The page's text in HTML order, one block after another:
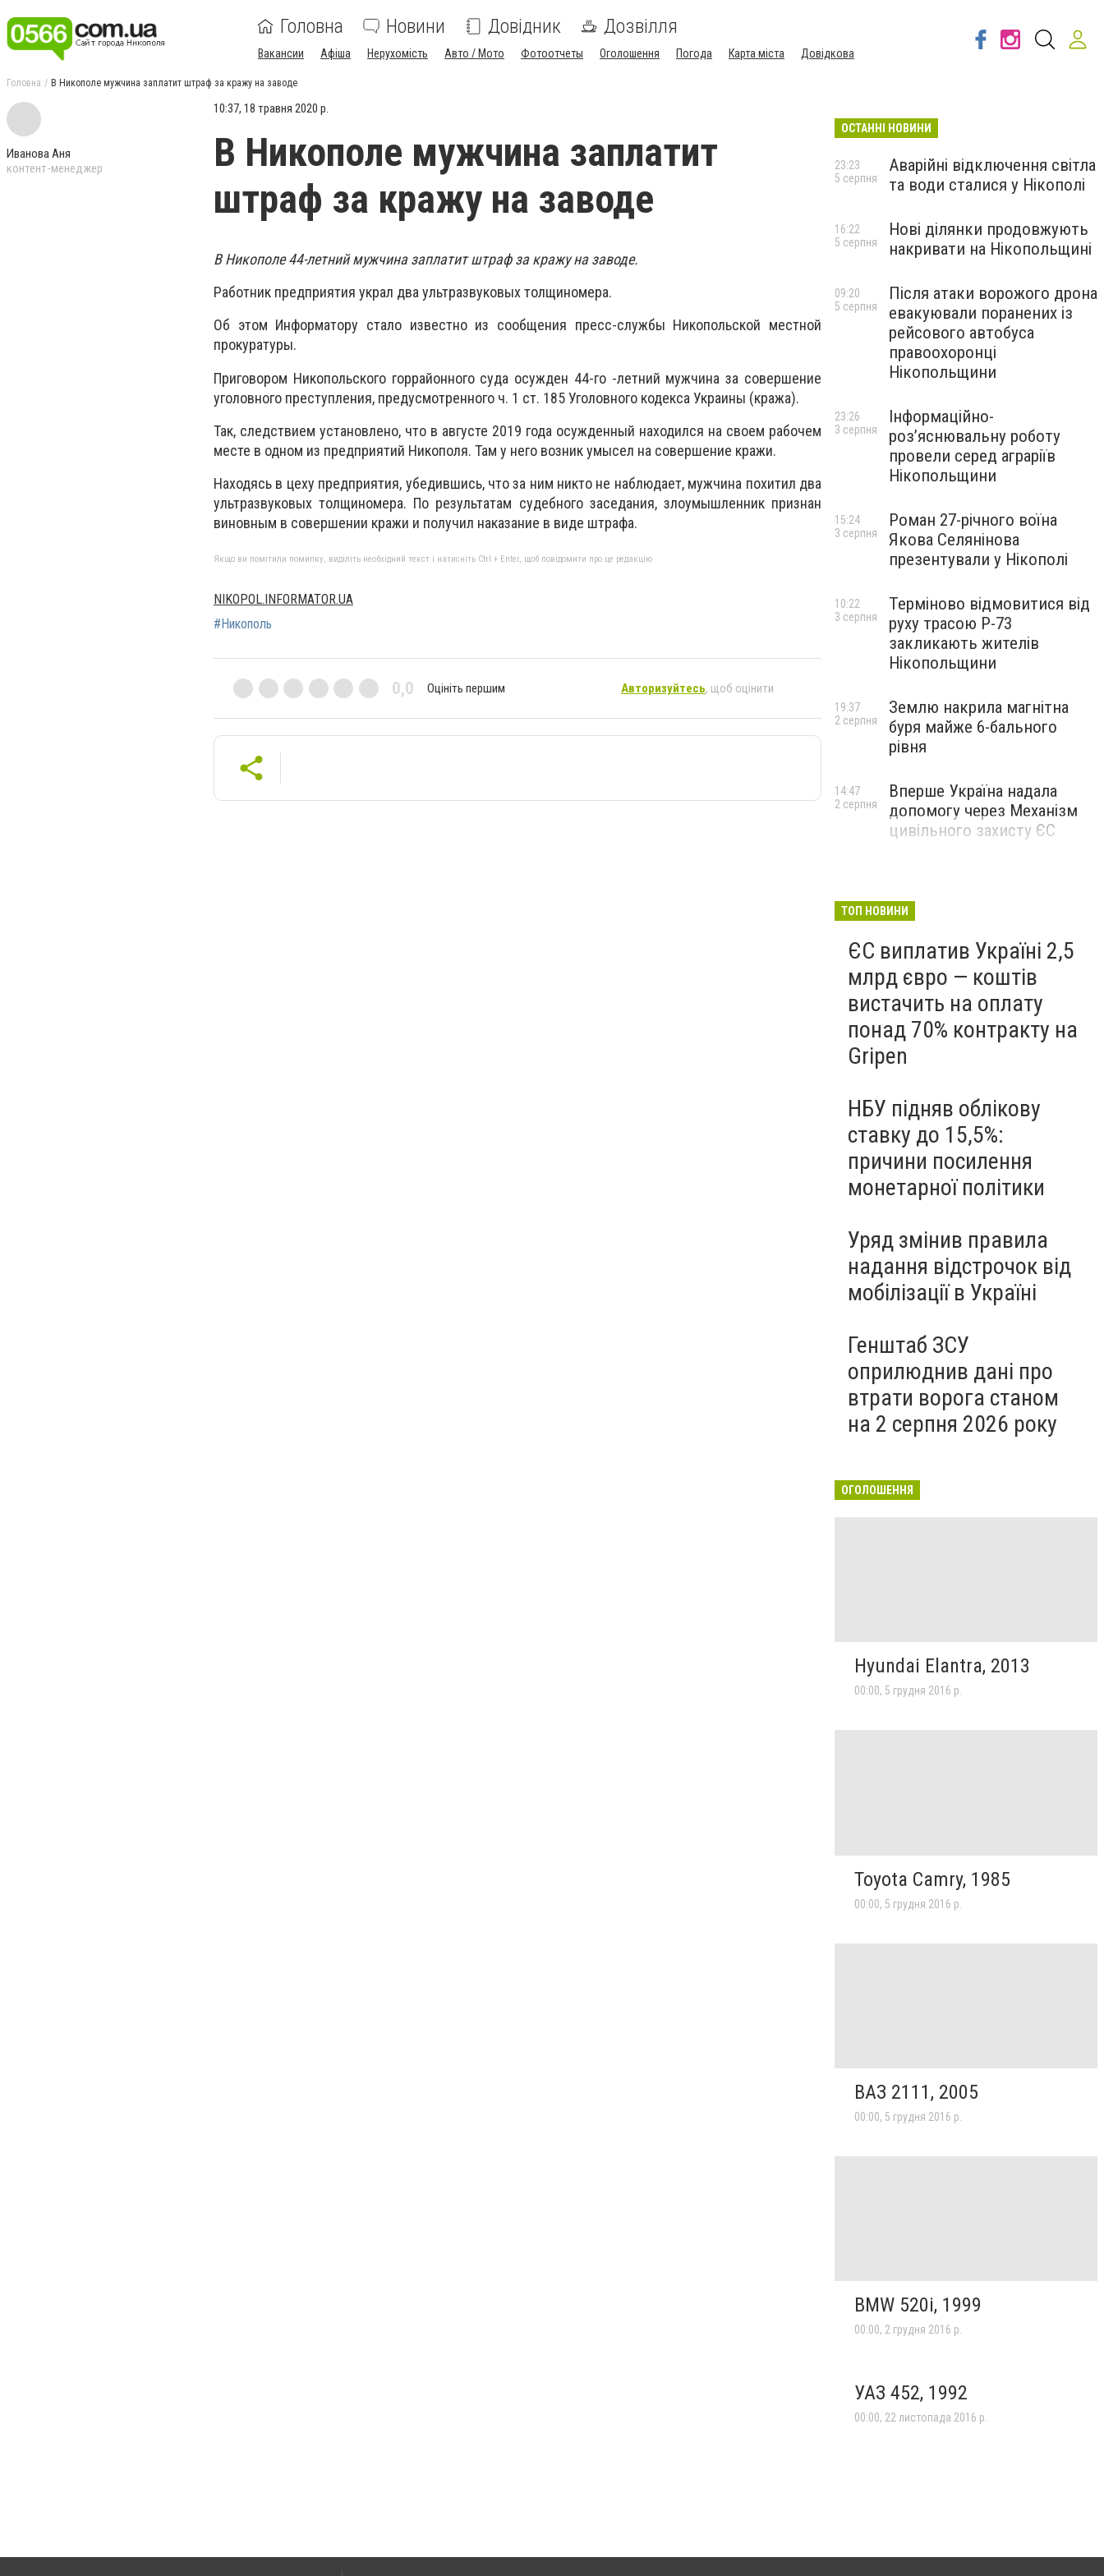
Головна Новини Довідник Дозвілля
Вакансии Афіша Нерухомість Авто / Мото Фотоотчеты Оголошення Погода Карта міста Довідкова
Головна В Никополе мужчина заплатит штраф за кражу на заводе
Иванова Аня
контент-менеджер
10:37, 18 травня 2020 р.
В Никополе мужчина заплатит
штраф за кражу на заводе
В Никополе 44-летний мужчина заплатит штраф за кражу на заводе.
Работник предприятия украл два ультразвуковых толщиномера.
Об этом Информатору стало известно из сообщения пресс-службы Никопольской местной
прокуратуры.
Приговором Никопольского горрайонного суда осужден 44-го -летний мужчина за совершение
уголовного преступления, предусмотренного ч. 1 ст. 185 Уголовного кодекса Украины (кража).
Так, следствием установлено, что в августе 2019 года осужденный находился на своем рабочем
месте в одном из предприятий Никополя. Там у него возник умысел на совершение кражи.
Находясь в цеху предприятия, убедившись, что за ним никто не наблюдает, мужчина похитил два
ультразвуковых толщиномера. По результатам судебного заседания, злоумышленник признан
виновным в совершении кражи и получил наказание в виде штрафа.
Якщо ви помітили помилку, виділіть необхідний текст і натисніть Ctrl + Enter, щоб повідомити про це редакцію
NIKOPOL.INFORMATOR.UA
#Никополь
0,0 Оцініть першим Авторизуйтесь, щоб оцінити
ОСТАННІ НОВИНИ
Аварійні відключення світла
та води сталися у Нікополі
23:23
5 серпня
Нові ділянки продовжують
накривати на Нікопольщині
16:22
5 серпня
Після атаки ворожого дрона
евакуювали поранених із
рейсового автобуса
правоохоронці
Нікопольщини
09:20
5 серпня
Інформаційно-
роз’яснювальну роботу
провели серед аграріїв
Нікопольщини
23:26
3 серпня
Роман 27-річного воїна
Якова Селянінова
презентували у Нікополі
15:24
3 серпня
Терміново відмовитися від
руху трасою Р-73
закликають жителів
Нікопольщини
10:22
3 серпня
Землю накрила магнітна
буря майже 6-бального
рівня
19:37
2 серпня
Вперше Україна надала
допомогу через Механізм
цивільного захисту ЄС
14:47
2 серпня
ТОП НОВИНИ
ЄС виплатив Україні 2,5
млрд євро — коштів
вистачить на оплату
понад 70% контракту на
Gripen
НБУ підняв облікову
ставку до 15,5%:
причини посилення
монетарної політики
Уряд змінив правила
надання відстрочок від
мобілізації в Україні
Генштаб ЗСУ
оприлюднив дані про
втрати ворога станом
на 2 серпня 2026 року
ОГОЛОШЕННЯ
Hyundai Elantra, 2013
00:00, 5 грудня 2016 р.
Toyota Camry, 1985
00:00, 5 грудня 2016 р.
ВАЗ 2111, 2005
00:00, 5 грудня 2016 р.
BMW 520i, 1999
00:00, 2 грудня 2016 р.
УАЗ 452, 1992
00:00, 22 листопада 2016 р.